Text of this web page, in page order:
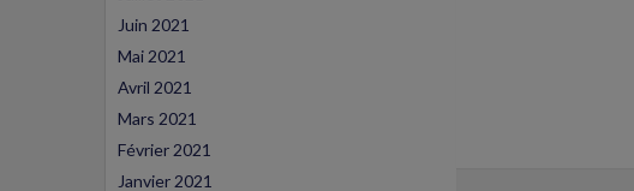
Juin 2021
Mai 2021
Avril 2021
Mars 2021
Février 2021
Janvier 2021